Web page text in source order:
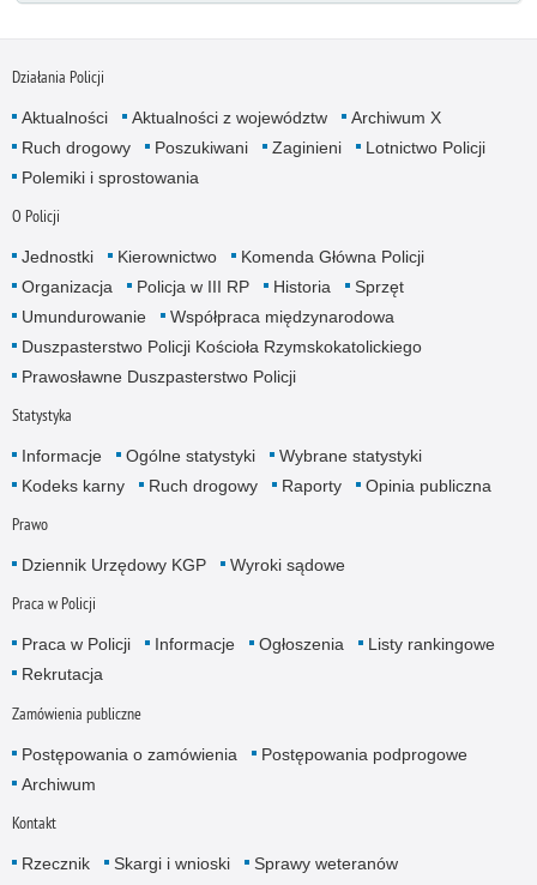
Działania Policji
Aktualności Aktualności z województw
Archiwum X
Ruch drogowy
Poszukiwani Zaginieni
Lotnictwo Policji
Polemiki i sprostowania
O Policji
Jednostki Kierownictwo
Komenda Główna Policji
Organizacja
Policja w III RP Historia
Sprzęt
Umundurowanie
Współpraca międzynarodowa
Duszpasterstwo Policji Kościoła Rzymskokatolickiego
Prawosławne Duszpasterstwo Policji
Statystyka
Informacje Ogólne statystyki
Wybrane statystyki
Kodeks karny
Ruch drogowy Raporty Opinia publiczna
Prawo
Dziennik Urzędowy KGP Wyroki sądowe
Praca w Policji
Praca w Policji Informacje Ogłoszenia
Listy rankingowe
Rekrutacja
Zamówienia publiczne
Postępowania o zamówienia
Postępowania podprogowe
Archiwum
Kontakt
Rzecznik Skargi i wnioski Sprawy weteranów